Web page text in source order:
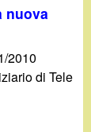
nuova
2010
di Tele